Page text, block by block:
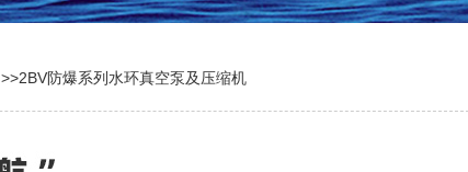
>>2BV防爆系列水环真空泵及压缩机